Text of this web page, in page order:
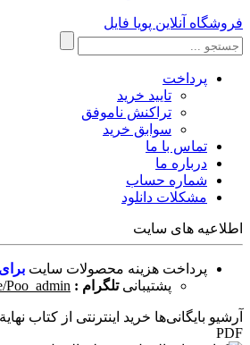
فروشگاه آنلاین پویا فایل
پرداخت
تایید خرید
تراکنش ناموفق
سوابق خرید
تماس با ما
درباره ما
شماره حساب
مشکلات دانلود
اطلاعیه های سایت
پرداخت هزینه محصولات سایت
پشتیبانی تلگرام : Poo_admin
آرشیو بایگانی‌ها خرید اینترنتی از کتاب
PDF